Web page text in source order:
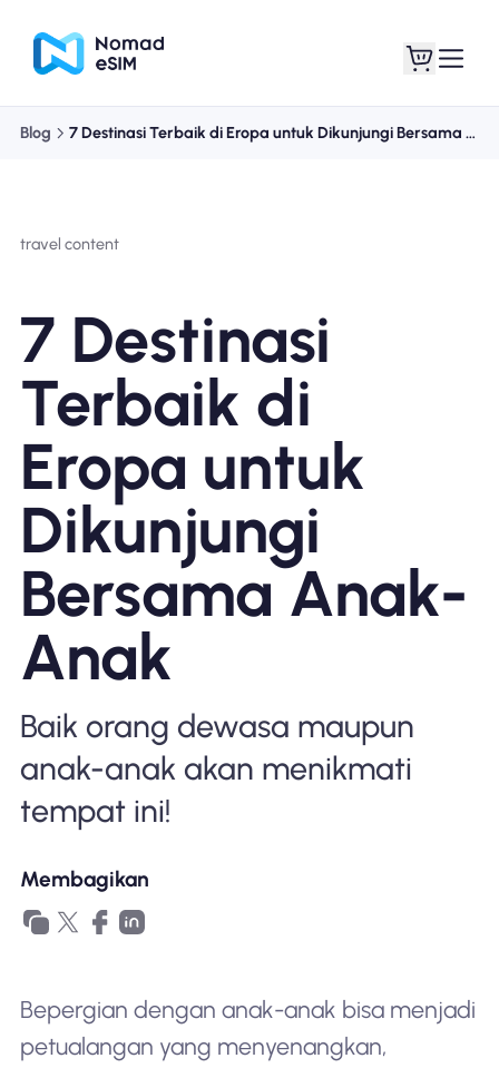
Tentang eSIM
Mengapa Nomad eSIM
Menggunakan eSIM
Untuk bisnis
Blog 7 Destinasi Terbaik di Eropa untuk Dikunjungi Bersama Anak-Anak
travel content
7 Destinasi
Terbaik di
Eropa untuk
Dikunjungi
Bersama Anak-
Anak
Baik orang dewasa maupun
anak-anak akan menikmati
tempat ini!
Membagikan
Bepergian dengan anak-anak bisa menjadi
petualangan yang menyenangkan,